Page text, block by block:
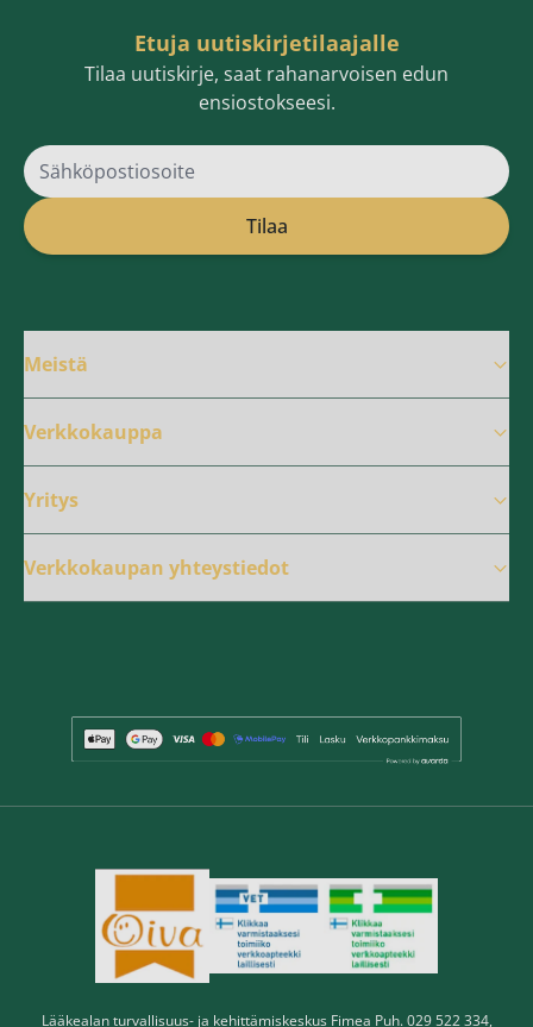
Etuja uutiskirjetilaajalle
Tilaa uutiskirje, saat rahanarvoisen edun
ensiostokseesi.
Sähköpostiosoite
Tilaa
Meistä
Verkkokauppa
Yritys
Verkkokaupan yhteystiedot
Lääkealan turvallisuus- ja kehittämiskeskus Fimea Puh. 029 522 334,